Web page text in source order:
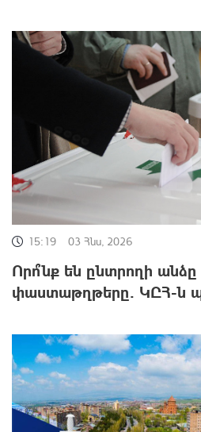
15:19 03 Հնս, 2026
Որո՞նք են ընտրողի
փաստաթղթերը․ ԿԸՀ-ն